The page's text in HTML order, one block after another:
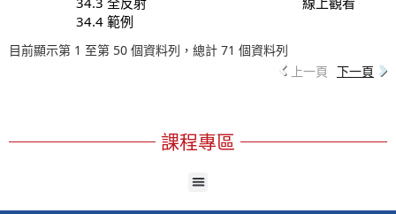
34.4 範例
目前顯示第 1 至第 50 個資料列，總計 71 個資料列
上一頁 下一頁
課程專區